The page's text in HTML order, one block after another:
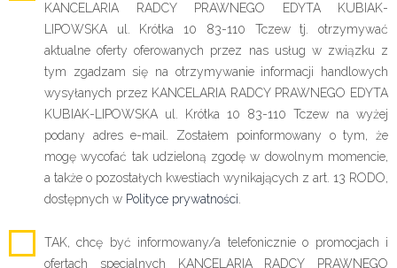
KANCELARIA RADCY PRAWNEGO EDYTA KUBIAK-
LIPOWSKA ul. Krótka 10 83-110 Tczew tj. otrzymywać
aktualne oferty oferowanych przez nas usług w związku z
tym zgadzam się na otrzymywanie informacji handlowych
wysyłanych przez KANCELARIA RADCY PRAWNEGO EDYTA
KUBIAK-LIPOWSKA ul. Krótka 10 83-110 Tczew na wyżej
podany adres e-mail. Zostałem poinformowany o tym, że
mogę wycofać tak udzieloną zgodę w dowolnym momencie,
a także o pozostałych kwestiach wynikających z art. 13 RODO,
dostępnych w Polityce prywatności
TAK, chcę być informowany/a telefonicznie o promocjach i
ofertach specjalnych KANCELARIA RADCY PRAWNEGO